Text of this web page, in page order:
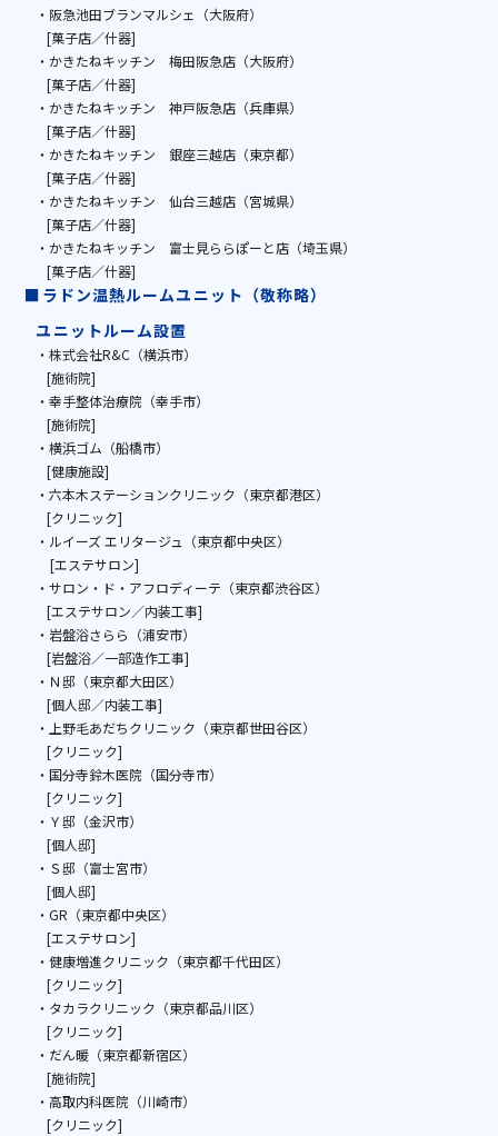
・阪急池田ブランマルシェ（大阪府）
[菓子店／什器]
・かきたねキッチン 梅田阪急店（大阪府）
[菓子店／什器]
・かきたねキッチン 神戸阪急店（兵庫県）
[菓子店／什器]
・かきたねキッチン 銀座三越店（東京都）
[菓子店／什器]
・かきたねキッチン 仙台三越店（宮城県）
[菓子店／什器]
・かきたねキッチン 富士見ららぽーと店（埼玉県）
[菓子店／什器]
■ラドン温熱ルームユニット（敬称略）
ユニットルーム設置
・株式会社R&C（横浜市）
[施術院]
・幸手整体治療院（幸手市）
[施術院]
・横浜ゴム（船橋市）
[健康施設]
・六本木ステーションクリニック（東京都港区）
[クリニック]
・ルイーズ エリタージュ（東京都中央区）
[エステサロン]
・サロン・ド・アフロディーテ（東京都渋谷区）
[エステサロン／内装工事]
・岩盤浴さらら（浦安市）
[岩盤浴／一部造作工事]
・Ｎ邸（東京都大田区）
[個人邸／内装工事]
・上野毛あだちクリニック（東京都世田谷区）
[クリニック]
・国分寺鈴木医院（国分寺市）
[クリニック]
・Ｙ邸（金沢市）
[個人邸]
・Ｓ邸（富士宮市）
[個人邸]
・GR（東京都中央区）
[エステサロン]
・健康増進クリニック（東京都千代田区）
[クリニック]
・タカラクリニック（東京都品川区）
[クリニック]
・だん暖（東京都新宿区）
[施術院]
・高取内科医院（川崎市）
[クリニック]